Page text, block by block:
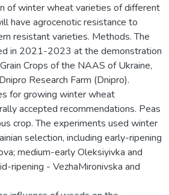
of winter wheat varieties of different
have agrocenotic resistance to
resistant varieties. Methods. The
in 2021-2023 at the demonstration
Crops of the NAAS of Ukraine,
Research Farm (Dnipro).
for growing winter wheat
accepted recommendations. Peas
crop. The experiments used winter
selection, including early-ripening
medium-early Oleksiyivka and
ripening - VezhaMironivska and